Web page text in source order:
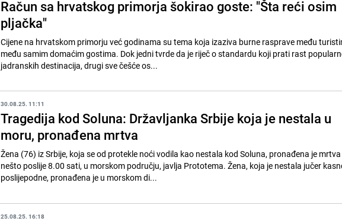
Račun sa hrvatskog primorja šokirao goste: "Šta reći osim
pljačka"
Cijene na hrvatskom primorju već godinama su tema koja izaziva burne rasprave među
među samim domaćim gostima. Dok jedni tvrde da je riječ o standardu koji prati rast
jadranskih destinacija, drugi sve češće os...
30.08.25. 11:11
Tragedija kod Soluna: Državljanka Srbije koja je nestala u
moru, pronađena mrtva
Žena (76) iz Srbije, koja se od protekle noći vodila kao nestala kod Soluna, pronađena je
nešto poslije 8.00 sati, u morskom području, javlja Prototema. Žena, koja je nestala jučer
poslijepodne, pronađena je u morskom di...
25.08.25. 16:18